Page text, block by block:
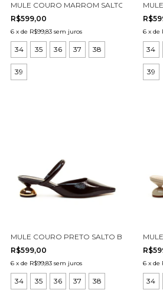
MULE COURO MARROM SALTO MÉDIO
R$599,00
6 x de R$99,83 sem juros
34 35 36 37 38
39
6 x de
34
39
MULE COURO PRETO SALTO BAIXO
R$599,00
6 x de R$99,83 sem juros
34 35 36 37 38
6 x de
34